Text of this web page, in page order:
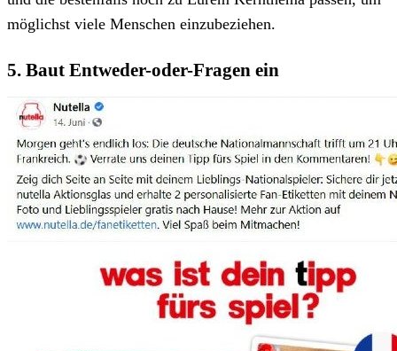
möglichst viele Menschen einzubeziehen.
5. Baut Entweder-oder-Fragen ein